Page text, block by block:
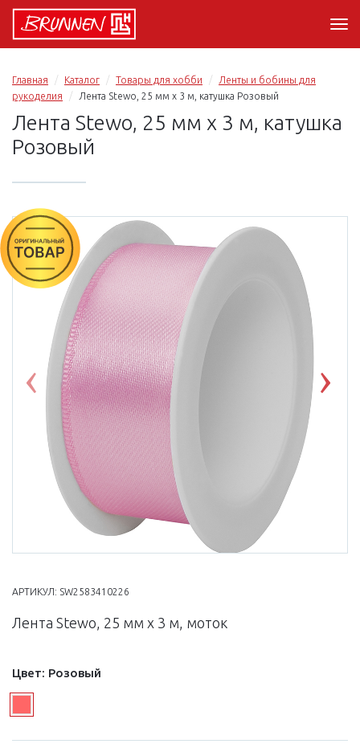
Главная Каталог Товары для хобби
Ленты и бобины для
рукоделия
Лента Stewo, 25 мм х 3 м, катушка Розовый
Лента Stewo, 25 мм х 3 м, катушка
Розовый
Previous
АРТИКУЛ: SW2583410226
Лента Stewo, 25 мм х 3 м, моток
Цвет: Розовый